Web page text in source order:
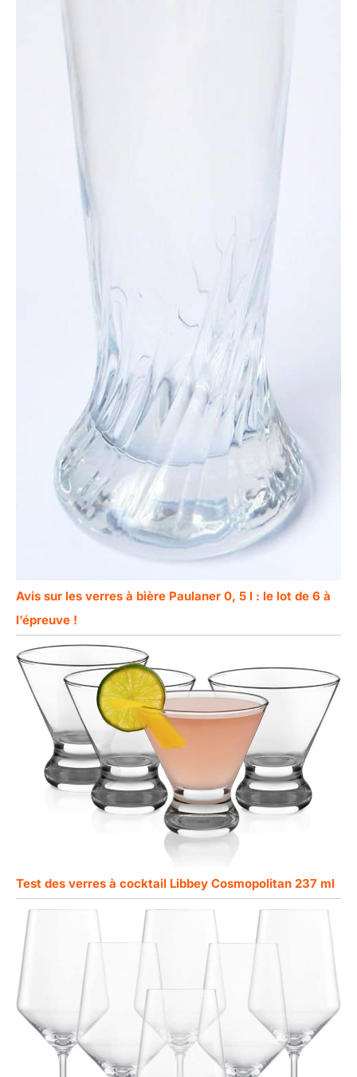
Avis sur les verres à bière Paulaner 0, 5 l : le lot de 6 à
l’épreuve !
Test des verres à cocktail Libbey Cosmopolitan 237 ml